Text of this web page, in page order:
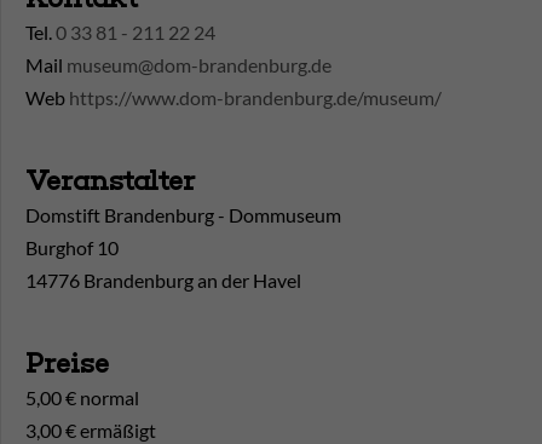
Tel.0 33 81 - 211 22 24
Mail museum@dom-brandenburg.de
Web https://www.dom-brandenburg.de/museum/
Veranstalter
Domstift Brandenburg - Dommuseum
Burghof 10
14776 Brandenburg an der Havel
Preise
5,00 € normal
3,00 € ermäßigt